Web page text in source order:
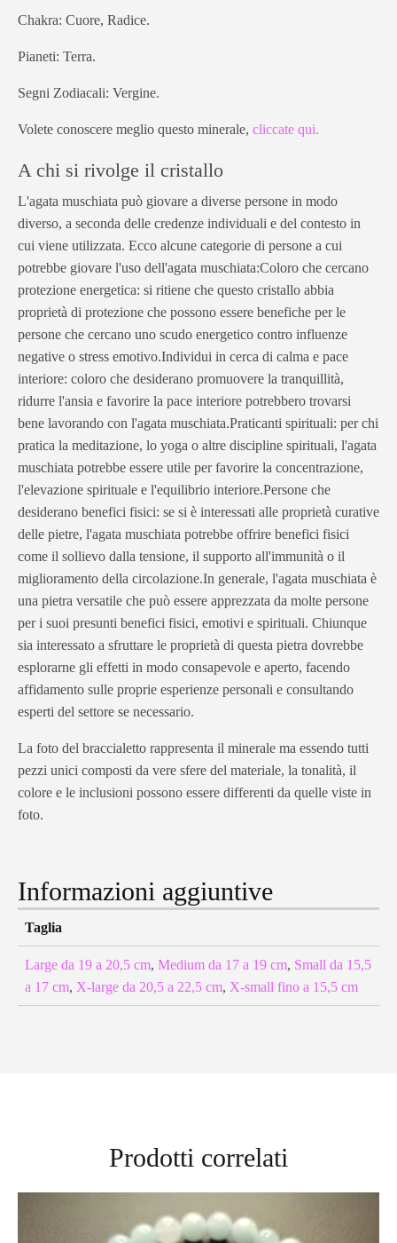
Chakra: Cuore, Radice.
Pianeti: Terra.
Segni Zodiacali: Vergine.
Volete conoscere meglio questo minerale, cliccate qui.
A chi si rivolge il cristallo
L'agata muschiata può giovare a diverse persone in modo
diverso, a seconda delle credenze individuali e del contesto in
cui viene utilizzata. Ecco alcune categorie di persone a cui
potrebbe giovare l'uso dell'agata muschiata:Coloro che cercano
protezione energetica: si ritiene che questo cristallo abbia
proprietà di protezione che possono essere benefiche per le
persone che cercano uno scudo energetico contro influenze
negative o stress emotivo.Individui in cerca di calma e pace
interiore: coloro che desiderano promuovere la tranquillità,
ridurre l'ansia e favorire la pace interiore potrebbero trovarsi
bene lavorando con l'agata muschiata.Praticanti spirituali: per chi
pratica la meditazione, lo yoga o altre discipline spirituali, l'agata
muschiata potrebbe essere utile per favorire la concentrazione,
l'elevazione spirituale e l'equilibrio interiore.Persone che
desiderano benefici fisici: se si è interessati alle proprietà curative
delle pietre, l'agata muschiata potrebbe offrire benefici fisici
come il sollievo dalla tensione, il supporto all'immunità o il
miglioramento della circolazione.In generale, l'agata muschiata è
una pietra versatile che può essere apprezzata da molte persone
per i suoi presunti benefici fisici, emotivi e spirituali. Chiunque
sia interessato a sfruttare le proprietà di questa pietra dovrebbe
esplorarne gli effetti in modo consapevole e aperto, facendo
affidamento sulle proprie esperienze personali e consultando
esperti del settore se necessario.
La foto del braccialetto rappresenta il minerale ma essendo tutti
pezzi unici composti da vere sfere del materiale, la tonalità, il
colore e le inclusioni possono essere differenti da quelle viste in
foto.
Informazioni aggiuntive
Taglia
Large da 19 a 20,5 cm, Medium da 17 a 19 cm, Small da 15,5
a 17 cm, X-large da 20,5 a 22,5 cm, X-small fino a 15,5 cm
Prodotti correlati